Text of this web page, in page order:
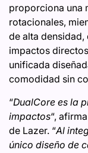
proporciona una
rotacionales,
de alta
impactos
unificada
comodidad sin
“DualCore es la
impactos“,
de Lazer. “Al
único diseño de